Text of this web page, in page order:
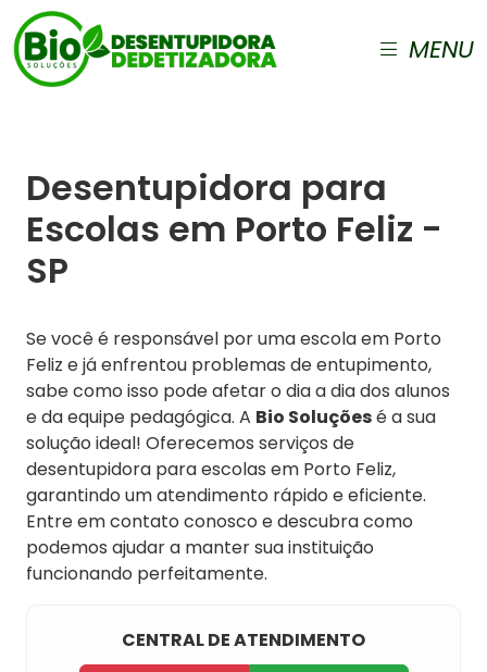
MENU
Desentupidora para
Escolas em Porto Feliz -
SP
Se você é responsável por uma escola em Porto
Feliz e já enfrentou problemas de entupimento,
sabe como isso pode afetar o dia a dia dos alunos
e da equipe pedagógica. A Bio Soluçõesé a sua
solução ideal! Oferecemos serviços de
desentupidora para escolas em Porto Feliz,
garantindo um atendimento rápido e eficiente.
Entre em contato conosco e descubra como
podemos ajudar a manter sua instituição
funcionando perfeitamente.
CENTRAL DE ATENDIMENTO